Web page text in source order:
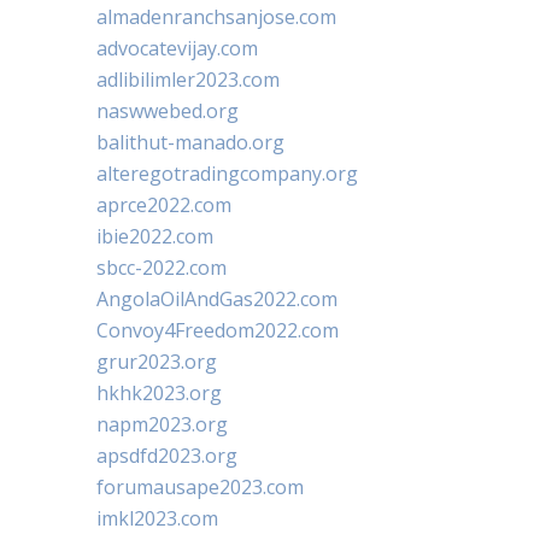
almadenranchsanjose.com
advocatevijay.com
adlibilimler2023.com
naswwebed.org
balithut-manado.org
alteregotradingcompany.org
aprce2022.com
ibie2022.com
sbcc-2022.com
AngolaOilAndGas2022.com
Convoy4Freedom2022.com
grur2023.org
hkhk2023.org
napm2023.org
apsdfd2023.org
forumausape2023.com
imkl2023.com